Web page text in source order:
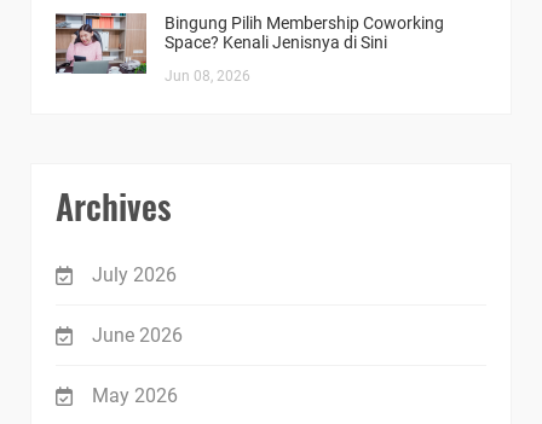
Bingung Pilih Membership Coworking
Space? Kenali Jenisnya di Sini
Jun 08, 2026
Archives
July 2026
June 2026
May 2026